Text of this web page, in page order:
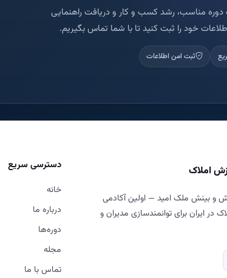
دوره مناسب، رشد کسب و کار و دریافت راهنمایی
خود را ثبت کنید تا با شما تماس بگیریم.
ثبت امن اطلاعات
املاک
و بینش ملک امید — اولین آکادمی
ایران برای توانمندسازی مدیران و
دسترسی سریع
خانه
درباره ما
دوره‌ها
مجله
تماس با ما